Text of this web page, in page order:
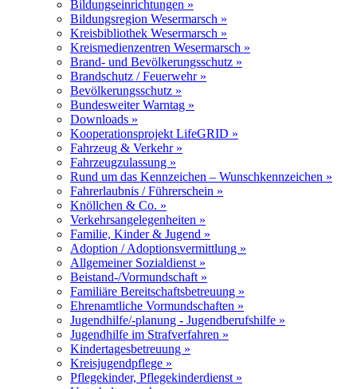
Bildungseinrichtungen »
Bildungsregion Wesermarsch »
Kreisbibliothek Wesermarsch »
Kreismedienzentren Wesermarsch »
Brand- und Bevölkerungsschutz »
Brandschutz / Feuerwehr »
Bevölkerungsschutz »
Bundesweiter Warntag »
Downloads »
Kooperationsprojekt LifeGRID »
Fahrzeug & Verkehr »
Fahrzeugzulassung »
Rund um das Kennzeichen – Wunschkennzeichen »
Fahrerlaubnis / Führerschein »
Knöllchen & Co. »
Verkehrsangelegenheiten »
Familie, Kinder & Jugend »
Adoption / Adoptionsvermittlung »
Allgemeiner Sozialdienst »
Beistand-/Vormundschaft »
Familiäre Bereitschaftsbetreuung »
Ehrenamtliche Vormundschaften »
Jugendhilfe/-planung - Jugendberufshilfe »
Jugendhilfe im Strafverfahren »
Kindertagesbetreuung »
Kreisjugendpflege »
Pflegekinder, Pflegekinderdienst »